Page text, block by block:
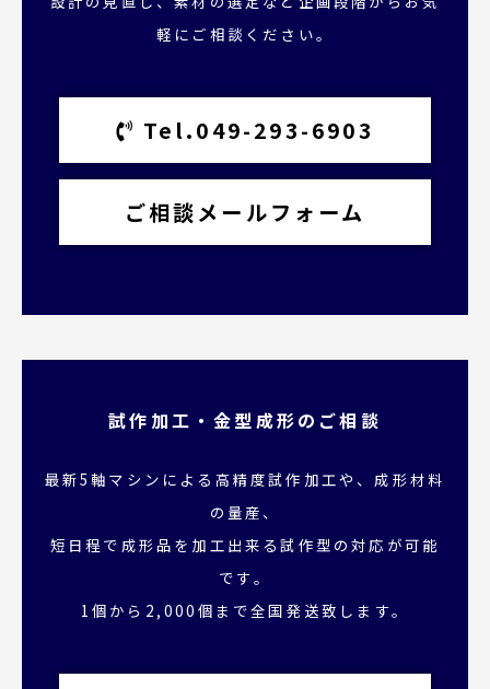
軽にご相談ください。
Tel.049-293-6903
ご相談メールフォーム
試作加工・金型成形のご相談
最新5軸マシンによる高精度試作加工や、成形材料
の量産、
短日程で成形品を加工出来る試作型の対応が可能
です。
1個から2,000個まで全国発送致します。